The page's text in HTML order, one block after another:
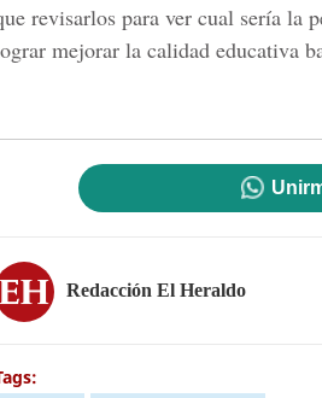
revisarlos para ver cual sería la
mejorar la calidad educativa
Redacción El Heraldo